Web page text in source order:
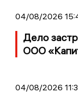
04/08/2026
Дело
ООО
04/08/2026